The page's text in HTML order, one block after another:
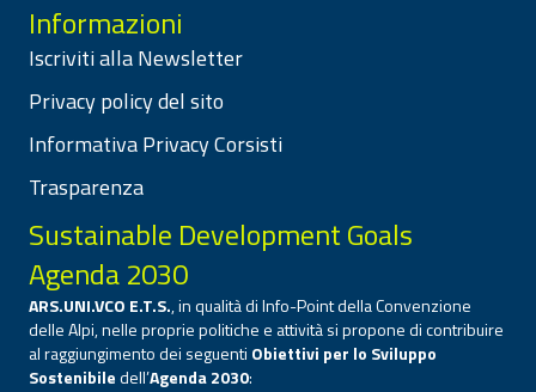
Informazioni
Iscriviti alla Newsletter
Privacy policy del sito
Informativa Privacy Corsisti
Trasparenza
Sustainable Development Goals
Agenda 2030
ARS.UNI.VCO E.T.S., in qualità di Info-Point della Convenzione
delle Alpi, nelle proprie politiche e attività si propone di contribuire
al raggiungimento dei seguenti Obiettivi per lo Sviluppo
Sostenibiledell’Agenda 2030: